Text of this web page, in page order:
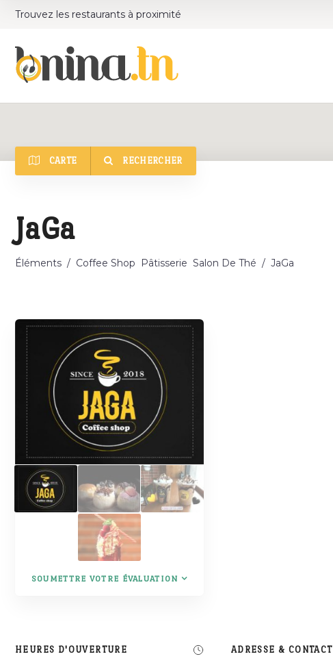
Trouvez les restaurants à proximité
CARTE RECHERCHER
JaGa
Éléments / Coffee Shop Pâtisserie Salon De Thé / JaGa
SOUMETTRE VOTRE ÉVALUATION
HEURES D'OUVERTURE ADRESSE & CONTACT